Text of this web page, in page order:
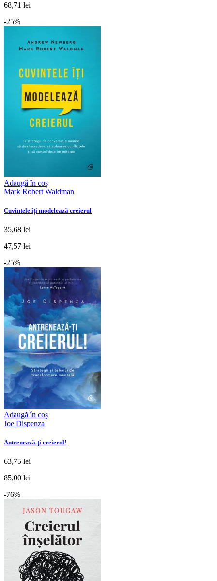
68,71 lei
-25%
Adaugă în coș
Mark Robert Waldman
Cuvintele îți modelează creierul
35,68 lei
47,57 lei
-25%
Adaugă în coș
Joe Dispenza
Antrenează-ţi creierul!
63,75 lei
85,00 lei
-76%